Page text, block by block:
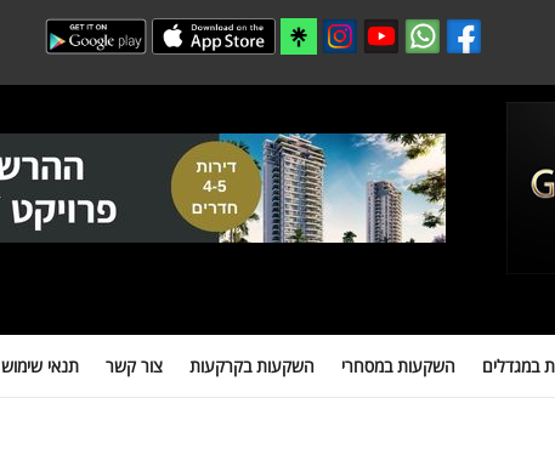
השקעות בקרקעות צור קשר תנאי שימוש מידע חיוני למשקיעים
במגדלים השקעות במסחרי השקעות בקרקעות צור קשר תנאי שימוש